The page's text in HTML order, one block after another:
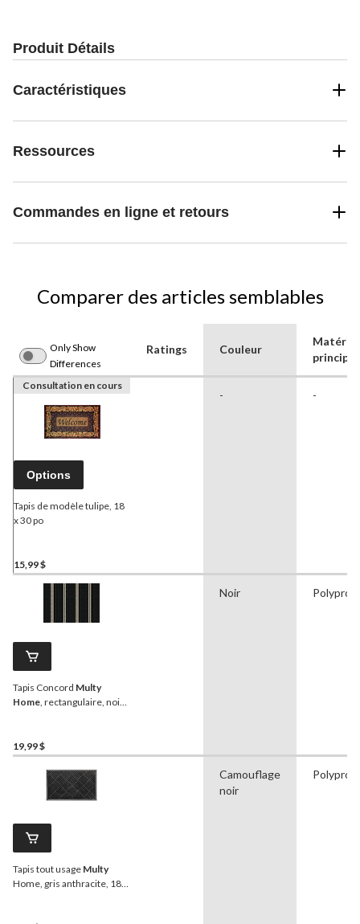
Produit Détails
Caractéristiques
Ressources
Commandes en ligne et retours
Comparer des articles semblables
Only Show
Differences
Ratings Couleur
principal
Consultation en cours
Options
Tapis de modèle tulipe, 18
x 30 po
15,99 $
- -
Tapis Concord Multy
Home , rectangulaire, noir,
19,99 $
Noir
Tapis tout usage Multy
Home, gris anthracite, 18 x
Camouflage
noir